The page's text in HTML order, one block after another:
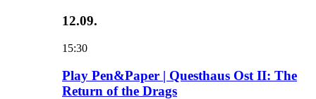
12.09.
15:30
Play Pen&Paper | Questhaus Ost II: The
Return of the Drags